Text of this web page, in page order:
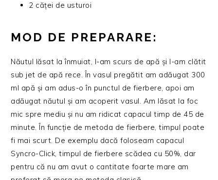
2 căței de usturoi
MOD DE PREPARARE:
Năutul lăsat la înmuiat, l-am scurs de apă și l-am clătit
sub jet de apă rece. În vasul pregătit am adăugat 300
ml apă și am adus-o în punctul de fierbere, apoi am
adăugat năutul și am acoperit vasul. Am lăsat la foc
mic spre mediu și nu am ridicat capacul timp de 45 de
minute. În funcție de metoda de fierbere, timpul poate
fi mai scurt. De exemplu dacă foloseam capacul
Syncro-Click, timpul de fierbere scădea cu 50%, dar
pentru că nu am avut o cantitate foarte mare am